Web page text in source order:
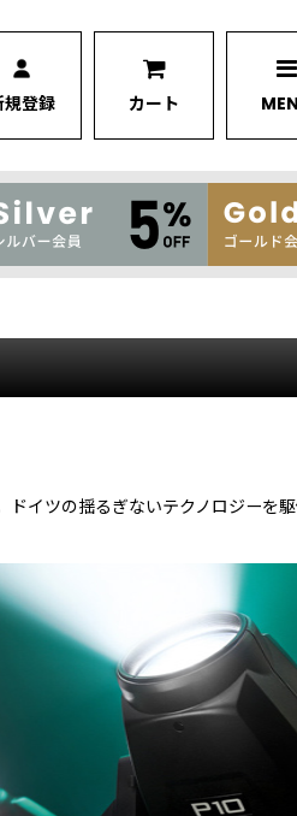
規登録 カート
ドイツの揺るぎないテクノロジー